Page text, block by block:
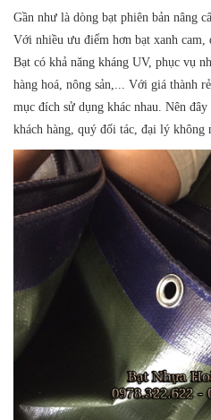
Gần như là dòng bạt phiên bản nâng
Với nhiều ưu điểm hơn bạt xanh cam,
Bạt có khả năng kháng UV, phục vụ
hàng hoá, nông sản,... Với giá thành
mục đích sử dụng khác nhau. Nên
khách hàng, quý đối tác, đại lý không